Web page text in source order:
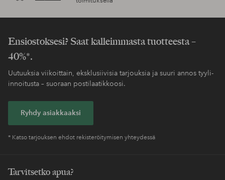
Ensiostoksesi? Saat kalleimmasta tuotteesta –
40%*.
Uutuuksia viikoittain, eksklusiivisia tarjouksia ja suuri annos tyyli-
innoitusta – suoraan postilaatikkoosi.
Ryhdy asiakkaaksi
* Katso tarjouksen ehdot rekisteröitymisen yhteydessä
Tarvitsetko apua?